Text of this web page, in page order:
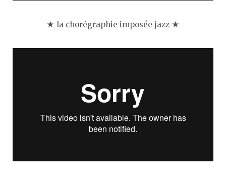
★ la chorégraphie imposée jazz ★